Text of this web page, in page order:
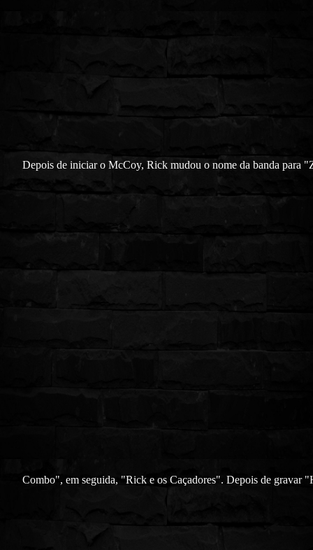
Depois de iniciar o McCoy, Rick mudou o nome da banda para
Combo", em seguida, "Rick e os Caçadores". Depois de gravar